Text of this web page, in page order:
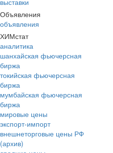
выставки
Объявления
объявления
ХИМстат
аналитика
шанхайская фьючерсная
биржа
токийская фьючерсная
биржа
мумбайская фьючерсная
биржа
мировые цены
экспорт-импорт
внешнеторговые цены РФ
(архив)